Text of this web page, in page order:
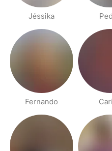
Jéssika
Fernando